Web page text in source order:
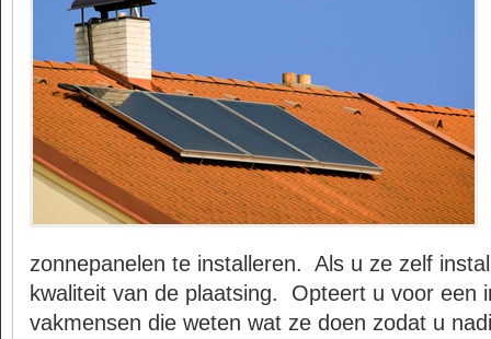
zonnepanelen te installeren. Als u ze zelf
kwaliteit van de plaatsing. Opteert u voor een
vakmensen die weten wat ze doen zodat u